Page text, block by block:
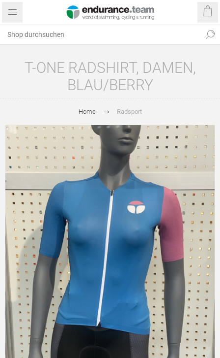
T-ONE RADSHIRT, DAMEN,
BLAU/BERRY
Home Radsport